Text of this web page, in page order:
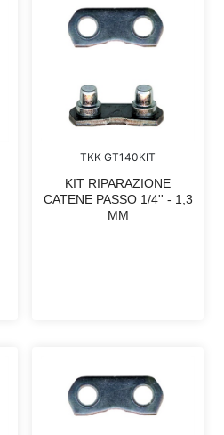
TKK GT140KIT
KIT RIPARAZIONE
CATENE PASSO 1/4'' - 1,3
MM